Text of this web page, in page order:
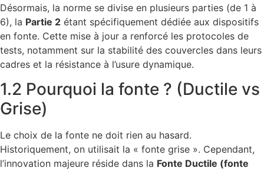
Désormais, la norme se divise en plusieurs parties (de 1 à
6), la Partie 2 étant spécifiquement dédiée aux dispositifs
en fonte. Cette mise à jour a renforcé les protocoles de
tests, notamment sur la stabilité des couvercles dans leurs
cadres et la résistance à l’usure dynamique.
1.2 Pourquoi la fonte ? (Ductile vs
Grise)
Le choix de la fonte ne doit rien au hasard.
Historiquement, on utilisait la « fonte grise ». Cependant,
l’innovation majeure réside dans la Fonte Ductile (fonte